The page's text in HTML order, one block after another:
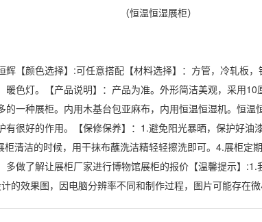
（恒温恒湿展柜）
【颜色选择】:可任意搭配【材料选择】：方管，冷轧板，
色灯。【产品说明】：产品为准。外形简洁美观，采用
一种展柜。内用木基台包亚麻布，内用恒温恒湿机。 恒温
有很好的作用。【保修保养】：1.避免阳光暴晒，保护好
清洁的时候，用干抹布蘸洗洁精轻轻擦洗即可。4.展柜定
做了解让展柜厂家进行博物馆展柜的报价【温馨提示】
的效果图，因电脑分辨率不同和制作过程，图片可能存在